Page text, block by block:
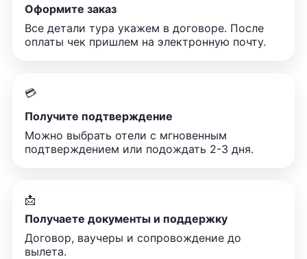
Оформите заказ
Все детали тура укажем в договоре. После
оплаты чек пришлем на электронную почту.
💳
Получите подтверждение
Можно выбрать отели с мгновенным
подтверждением или подождать 2-3 дня.
📩
Получаете документы и поддержку
Договор, ваучеры и сопровождение до
вылета.